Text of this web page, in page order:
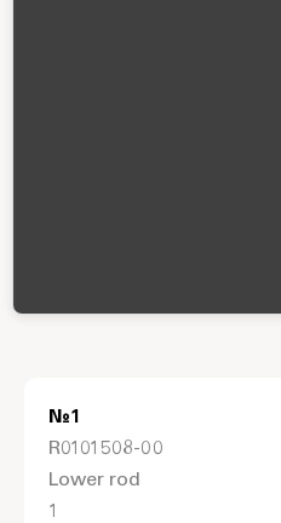
№1
R0101508-00
Lower rod
1